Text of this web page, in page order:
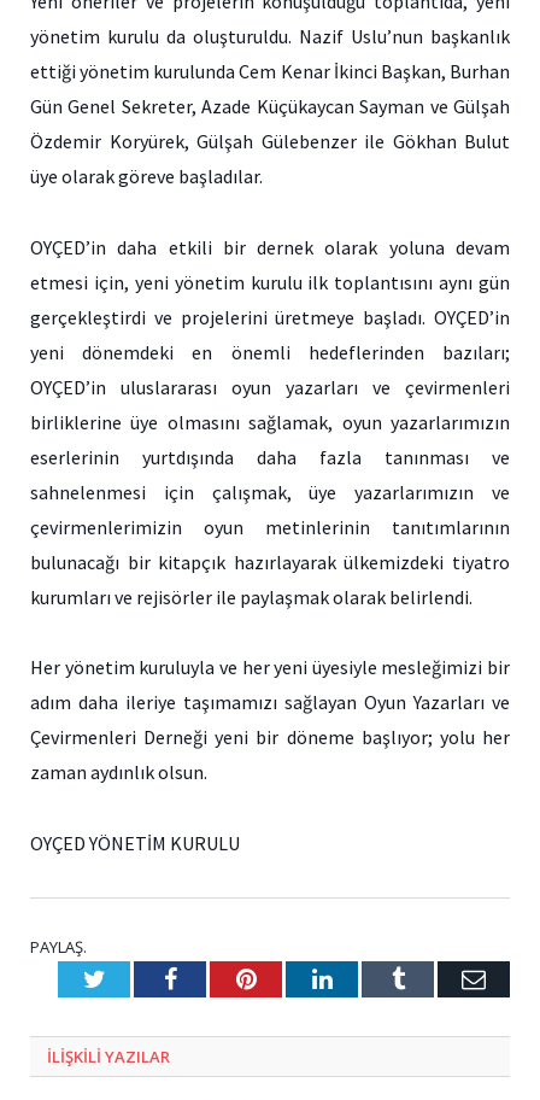
yönetim kurulu da oluşturuldu. Nazif Uslu’nun başkanlık
ettiği yönetim kurulunda Cem Kenar İkinci Başkan, Burhan
Gün Genel Sekreter, Azade Küçükaycan Sayman ve Gülşah
Özdemir Koryürek, Gülşah Gülebenzer ile Gökhan Bulut
üye olarak göreve başladılar.
OYÇED’in daha etkili bir dernek olarak yoluna devam
etmesi için, yeni yönetim kurulu ilk toplantısını aynı gün
gerçekleştirdi ve projelerini üretmeye başladı. OYÇED’in
yeni dönemdeki en önemli hedeflerinden bazıları;
OYÇED’in uluslararası oyun yazarları ve çevirmenleri
birliklerine üye olmasını sağlamak, oyun yazarlarımızın
eserlerinin yurtdışında daha fazla tanınması ve
sahnelenmesi için çalışmak, üye yazarlarımızın ve
çevirmenlerimizin oyun metinlerinin tanıtımlarının
bulunacağı bir kitapçık hazırlayarak ülkemizdeki tiyatro
kurumları ve rejisörler ile paylaşmak olarak belirlendi.
Her yönetim kuruluyla ve her yeni üyesiyle mesleğimizi bir
adım daha ileriye taşımamızı sağlayan Oyun Yazarları ve
Çevirmenleri Derneği yeni bir döneme başlıyor; yolu her
zaman aydınlık olsun.
OYÇED YÖNETİM KURULU
PAYLAŞ.
TwitterFacebookPinterestLinkedInTumblr E-
ILIŞKILI YAZILAR